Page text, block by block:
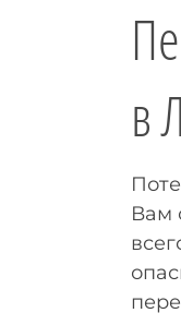
в
Вам